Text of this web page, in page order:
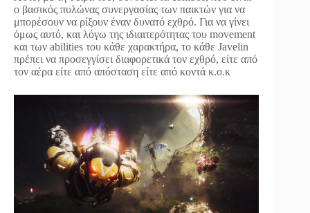
ο βασικός πυλώνας συνεργασίας των παικτών για να
μπορέσουν να ρίξουν έναν δυνατό εχθρό. Για να γίνει
όμως αυτό, και λόγω της ιδιαιτερότητας του movement
και των abilities του κάθε χαρακτήρα, το κάθε Javelin
πρέπει να προσεγγίσει διαφορετικά τον εχθρό, είτε από
τον αέρα είτε από απόσταση είτε από κοντά κ.ο.κ